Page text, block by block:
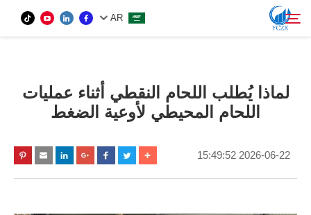
AR
المنتج
اتصل بنا
ابحث
لماذا يُطلب اللحام النقطي أثناء عمليات
اللحام المحيطي لأوعية الضغط
2026-06-22 15:49:52